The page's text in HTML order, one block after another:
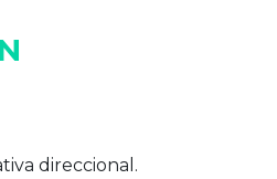
direccional.